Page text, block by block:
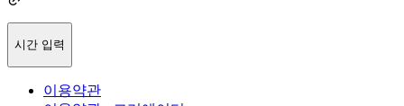
시간 입력
이용약관